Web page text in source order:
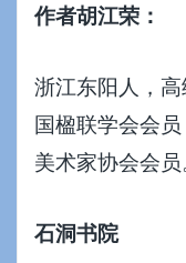
作者胡江荣：
浙江东阳人，
国楹联学会会
美术家协会会员
石洞书院